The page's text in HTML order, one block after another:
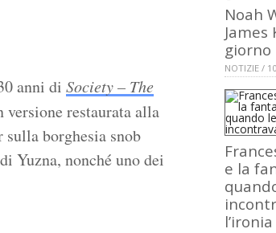
anni di Society – The
versione restaurata alla
sulla borghesia snob
Yuzna, nonché uno dei
Noah
giorno
NOTIZIE /
e la
l’ironia